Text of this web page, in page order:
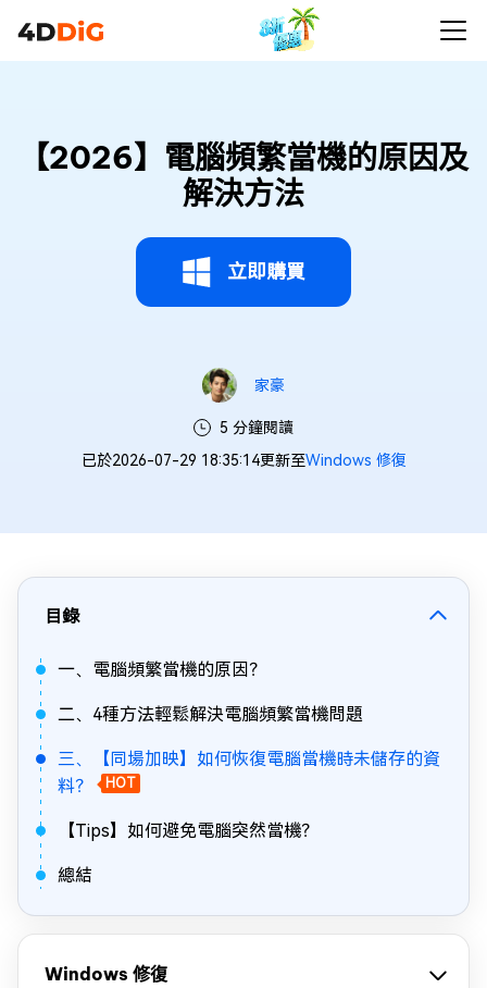
【2026】電腦頻繁當機的原因及
解決方法
立即購買
家豪
5 分鐘閱讀
已於2026-07-29 18:35:14更新至Windows 修復
目錄
一、電腦頻繁當機的原因？
二、4種方法輕鬆解決電腦頻繁當機問題
三、【同場加映】如何恢復電腦當機時未儲存的資
料？
HOT
【Tips】如何避免電腦突然當機？
總結
Windows 修復